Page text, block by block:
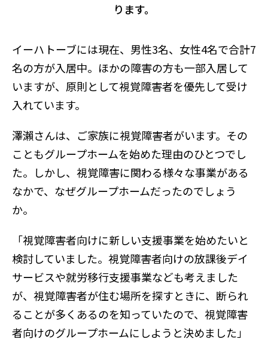
ります。
イーハトーブには現在、男性3名、女性4名で合計7
名の方が入居中。ほかの障害の方も一部入居して
いますが、原則として視覚障害者を優先して受け
入れています。
澤瀨さんは、ご家族に視覚障害者がいます。その
こともグループホームを始めた理由のひとつでし
た。しかし、視覚障害に関わる様々な事業がある
なかで、なぜグループホームだったのでしょう
か。
「視覚障害者向けに新しい支援事業を始めたいと
検討していました。視覚障害者向けの放課後デイ
サービスや就労移行支援事業なども考えました
が、視覚障害者が住む場所を探すときに、断られ
ることが多くあるのを知っていたので、視覚障害
者向けのグループホームにしようと決めました」